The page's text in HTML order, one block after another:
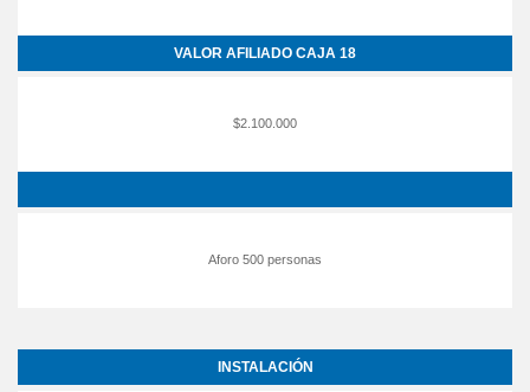
VALOR AFILIADO CAJA 18
$2.100.000
Aforo 500 personas
INSTALACIÓN